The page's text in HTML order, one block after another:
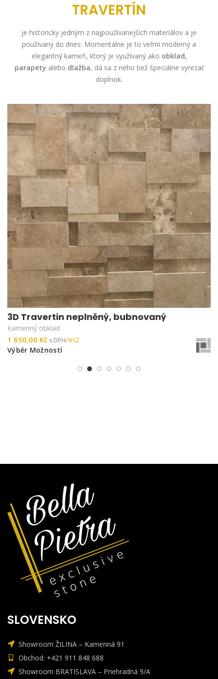
TRAVERTÍN
je historicky jedným z najpoužívanejších materiálov a je
používaný do dnes. Momentálne je to veľmi moderný a
elegantný kameň, ktorý je využívaný ako obklad,
parapety alebo dlažba, dá sa z neho tiež špeciálne vyrezať
doplnok.
3D Travertin neplněný, bubnovaný
Kamenný obklad
Kč
Výběr Možností
SLOVENSKO
Showroom ŽILINA – Kamenná 91
Obchod: +421 911 848 688
Showroom BRATISLAVA – Priehradná 9/A